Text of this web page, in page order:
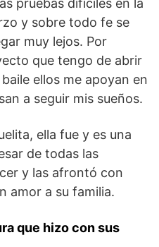
y sobre todo fe se
muy lejos. Por
que tengo de abrir
ellos me apoyan en
a seguir mis sueños.
ella fue y es una
de todas las
y las afrontó con
amor a su familia.
que hizo con sus